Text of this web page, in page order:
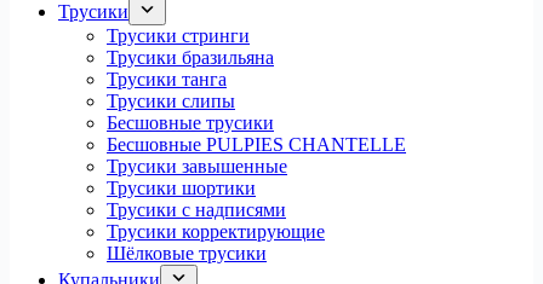
Трусики
Трусики стринги
Трусики бразильяна
Трусики танга
Трусики слипы
Бесшовные трусики
Бесшовные PULPIES CHANTELLE
Трусики завышенные
Трусики шортики
Трусики с надписями
Трусики корректирующие
Шёлковые трусики
Купальники